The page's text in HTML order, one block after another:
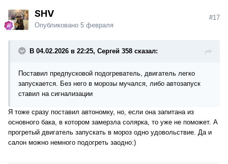
SHV
Опубликовано 5 февраля
#17
В 04.02.2026 в 22:25, Сергей 358 сказал:
Поставил предпусковой подогреватель, двигатель легко
запускается. Без него в морозы мучался, либо автозапуск
ставил на сигнализации
Я тоже сразу поставил автономку, но, если она запитана из
основного бака, в котором замерзла солярка, то уже не поможет. А
прогретый двигатель запускать в мороз одно удовольствие. Да и
салон можно немного подогреть заодно:)